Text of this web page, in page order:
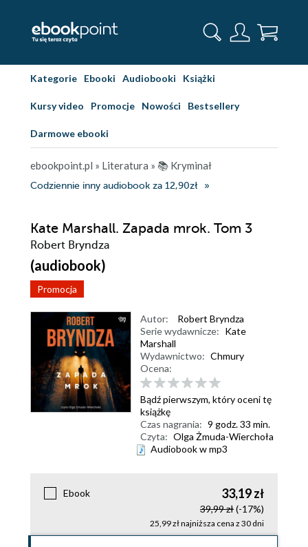
Kategorie Ebooki Audiobooki Książki
Kursy video Promocje Nowości Bestsellery
Darmowe ebooki
ebookpoint.pl » Literatura » 📚 Kryminał
Codziennie inny audiobook za 12,90zł
Kate Marshall. Zapada mrok. Tom 3
Robert Bryndza
(audiobook)
Promocja
Autor:
Robert Bryndza
Serie wydawnicze: Kate
Marshall
Wydawnictwo: Chmury
Ocena:
Bądź pierwszym, który oceni tę
książkę
Czas nagrania: 9 godz. 33 min.
Czyta: Olga Żmuda-Wierchoła
Audiobook w mp3
Ebook 33,19 zł
39,99 zł(-17%)
25,99 zł najniższa cena z 30 dni